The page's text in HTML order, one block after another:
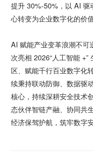
提升 30%-50%，以 AI 驱
心转变为企业数字化的价值
AI 赋能产业变革浪潮不可
次亮相 2026“人工智能
区、赋能千行百业数字化
续秉持联动防御、数据驱
核心，持续深耕安全技术
态伙伴智链产融、协同共
经济保驾护航，筑牢数字